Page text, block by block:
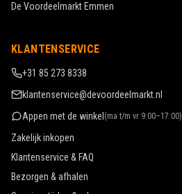
De Voordeelmarkt Emmen
KLANTENSERVICE
+31 85 273 8338
klantenservice@devoordeelmarkt.nl
Appen met de winkel (ma t/m vr 9:00–17:00)
Zakelijk inkopen
Klantenservice & FAQ
Bezorgen & afhalen